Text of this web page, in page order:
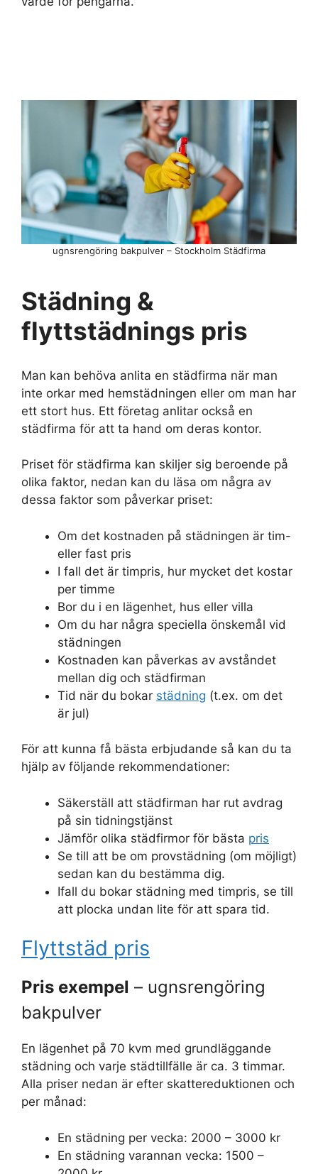
ugnsrengöring bakpulver – Stockholm Städfirma
Städning &
flyttstädnings pris
Man kan behöva anlita en städfirma när man
inte orkar med hemstädningen eller om man har
ett stort hus. Ett företag anlitar också en
städfirma för att ta hand om deras kontor.
Priset för städfirma kan skiljer sig beroende på
olika faktor, nedan kan du läsa om några av
dessa faktor som påverkar priset:
Om det kostnaden på städningen är tim-
eller fast pris
I fall det är timpris, hur mycket det kostar
per timme
Bor du i en lägenhet, hus eller villa
Om du har några speciella önskemål vid
städningen
Kostnaden kan påverkas av avståndet
mellan dig och städfirman
Tid när du bokar städning (t.ex. om det
är jul)
För att kunna få bästa erbjudande så kan du ta
hjälp av följande rekommendationer:
Säkerställ att städfirman har rut avdrag
på sin tidningstjänst
Jämför olika städfirmor för bästa pris
Se till att be om provstädning (om möjligt)
sedan kan du bestämma dig.
Ifall du bokar städning med timpris, se till
att plocka undan lite för att spara tid.
Flyttstäd pris
Pris exempel – ugnsrengöring
bakpulver
En lägenhet på 70 kvm med grundläggande
städning och varje städtillfälle är ca. 3 timmar.
Alla priser nedan är efter skattereduktionen och
per månad:
En städning per vecka: 2000 – 3000 kr
En städning varannan vecka: 1500 –